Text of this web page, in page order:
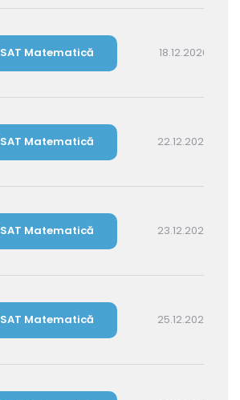
SAT Matematică 18.12.2026 16:00
SAT Matematică 22.12.2026 16:00
SAT Matematică 23.12.2026 14:30
SAT Matematică 25.12.2026 16:00